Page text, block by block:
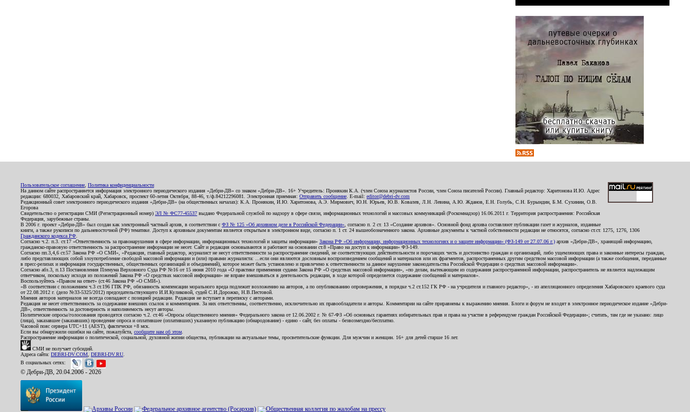
Пользовательское соглашение Политика конфиденциальности
На данном сайте распространяется информация электронного периодического издания «Дебри-ДВ» со знаком «Дебри-ДВ». 16+ Учредитель: Пронякин К.А. (член Союза журналистов России, член Союза писателей России). Главный редактор: Харитонова И.Ю. Адрес
редакции: 680032, Хабаровский край, Хабаровск, проспект 60-летия Октября, 88-46, т./ф.84212296081. Электронная приемная: Отправить сообщение . E-mail: editor@debri-dv.com
Редакционный совет электронного периодического издания «Дебри-ДВ» (на общественных началах): К.А. Пронякин, И.Ю. Харитонова, А.Э. Мирмович, Ю.Н. Юрьев, Ю.В. Ковалев, Л.Н. Левина, А.Ю. Жданов, Е.Н. Голубь, С.Н. Бурындин, Б.М. Сухинин, О.В.
Егорова
Свидетельство о регистрации СМИ (Регистрационный номер) ЭЛ № ФС77-45537 выдано Федеральной службой по надзору в сфере связи, информационных технологий и массовых коммуникаций (Роскомнадзор) 16.06.2011 г. Территория распространения: Российская
Федерация, зарубежные страны.
В 2006 г. проект «Дебри-ДВ» был создан как электронный частный архив, в соответствии с ФЗ № 125 «Об архивном деле в Российской Федерации» , согласно п. 2 ст. 13 «Создание архивов». Основной фонд архива составляют публикации газет и журналов, изданные
книги, а также рукописи по дальневосточной (РФ) тематике. Доступ к архивным документам является открытым в электронном виде, согласно п. 1 ст. 24 вышеобозначенного закона. Архивные документы к частной собственности редакции не относятся, согласно ст.ст. 1275, 1276, 1306
Гражданского кодекса РФ
Согласно ч.2. п.3. ст.17 «Ответственность за правонарушения в сфере информации, информационных технологий и защиты информации» Закона РФ «Об информации, информационных технологиях и о защите информации» (ФЗ-149 от 27.07.06 г.) архив «Дебри-ДВ», хранящий информацию,
гражданско-правовую ответственность за распространение информации не несет. Сайт и редакция основываются и работают на основании ст.8 «Право на доступ к информации» ФЗ-149.
Согласно пп.3,4,6 ст.57 Закона РФ «О СМИ», «Редакция, главный редактор, журналист не несут ответственности за распространение сведений, не соответствующих действительности и порочащих честь и достоинство граждан и организаций, либо ущемляющих права и законные интересы граждан,
либо представляющих собой злоупотребление свободой массовой информации и (или) правами журналиста: ...если они являются дословным воспроизведением сообщений и материалов или их фрагментов, распространенных другим средством массовой информации (а также сообщения, переданные
в пресс-релизах и информация государственных, общественных организаций и объединений), которое может быть установлено и привлечено к ответственности за данное нарушение законодательства Российской Федерации о средствах массовой информации».
Согласно абз.3, п.13 Постановления Пленума Верховного Суда РФ №16 от 15 июня 2010 года «О практике применения судами Закона РФ «О средствах массовой информации», «по делам, вытекающим из содержания распространенной информации, распространитель не является надлежащим
ответчиком, поскольку исходя из положений Закона РФ «О средствах массовой информации» не вправе вмешиваться в деятельность редакции, в ходе которой определяется содержание сообщений и материалов».
Воспользуйтесь «Правом на ответ» (ст.46 Закона РФ «О СМИ»).
«В соответствии с положением ч.3 ст.196 ГПК РФ, обязанность компенсации морального вреда подлежит возложению на авторов, а по опубликованию опровержения, в порядке ч.2 ст.152 ГК РФ - на учредителя и главного редактор», - из апелляционного определения Хабаровского краевого суда
от 22.08.2012 г. (дело №33-5325/2012) председательствующего И.И.Куликовой, судей С.И.Дорожко, Н.В.Пестовой.
Мнения авторов материалов не всегда совпадают с позицией редакции. Редакция не вступает в переписку с авторами.
Редакция не несет ответственность за содержание внешних ссылок и комментариев. За них ответственны, соответственно, исключительно их правообладатели и авторы. Комментарии на сайте приравнены к выражению мнения. Блоги и форум не входят в электронное периодическое издание «Дебри-
ДВ», ответственность за достоверность и наполняемость несут авторы.
Политические опросы/голосования проводятся согласно ч.2. ст.46 «Опросы общественного мнения» Федерального закона от 12.06.2002 г. № 67-ФЗ «Об основных гарантиях избирательных прав и права на участие в референдуме граждан Российской Федерации»; считать, там где не указано: лицо
(лица), заказавшее (заказавших) проведение опроса и оплатившее (оплативших) указанную публикацию (обнародование) - едино - сайт, без оплаты - безвозмездно/бесплатно.
Часовой пояс сервера UTC+11 (AEST), фактически +8 мск.
Если вы обнаружили ошибки на сайте, пожалуйста, сообщите нам об этом
Распространение информации о политической, социальной, духовной жизни общества, публикации на актуальные темы, просветительские функции. Для мужчин и женщин. 16+ для детей старше 16 лет.
СМИ не получает субсидий.
Адреса сайта: DEBRI-DV.COM DEBRI-DV.RU
В социальных сетях:
© Дебри-ДВ, 20.04.2006 - 2026